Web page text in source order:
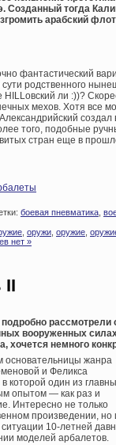
Созданный тогда
арабский
фантастический
родственного
ли :))?
мехов. Хотя все
того, подобные
стран еще в
боевая пневматика
оружи оружие
нет »
II
рассмотрели
вооруженных
хочется немного
основательницы жанра
и Феликса
которой один из
опытом — как раз и
Интересно не только
произведении, но
10-летней
моделей арбалетов.